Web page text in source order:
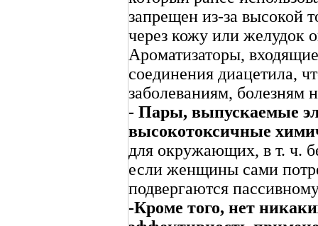
запрещен из-за высокой
через кожу или желудок
Ароматизаторы,
соединения диацетила,
заболеваниям, болезням
- Пары, выпускаемые
высокотоксичные
для окружающих, в т. ч.
если женщины сами
подвергаются
-Кроме того, нет